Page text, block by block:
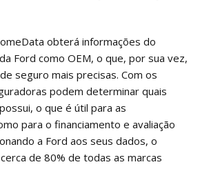
obterá informações do
Ford como OEM, o que, por sua vez,
seguro mais precisas. Com os
podem determinar quais
o que é útil para as
para o financiamento e avaliação
a Ford aos seus dados, o
de 80% de todas as marcas